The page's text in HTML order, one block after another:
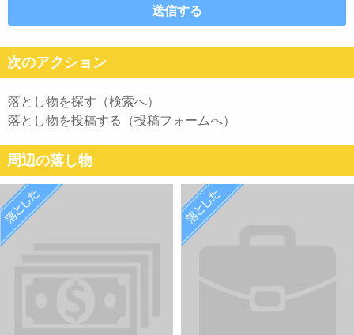
次のアクション
落とし物を探す（検索へ）
落とし物を投稿する（投稿フォームへ）
周辺の落し物